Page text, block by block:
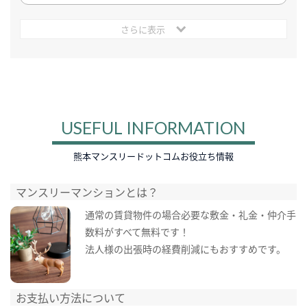
さらに表示
USEFUL INFORMATION
熊本マンスリードットコムお役立ち情報
マンスリーマンションとは？
通常の賃貸物件の場合必要な敷金・礼金・仲介手
数料がすべて無料です！
法人様の出張時の経費削減にもおすすめです。
お支払い方法について